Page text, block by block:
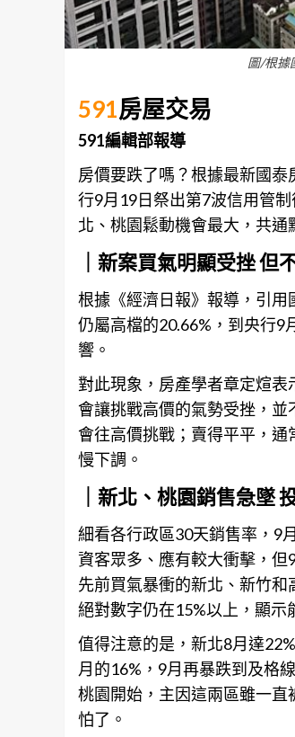
圖/根據
591房屋交易
591編輯部報導
房價要跌了嗎？根據最新國
行9月19日祭出第7波信用管
北、桃園鬆動機會最大，共通
｜新案買氣明顯受挫 但
根據《經濟日報》報導，引
仍屬高檔的20.66%，到央行9
響。
對此現象，房產學者章定煊表
會讓挑戰高價的氣勢受挫，
會往高價挑戰；賣得平平，
慢下調。
｜新北、桃園銷售急墜
細看各行政區30天銷售率，9
資客眾多、應有較大衝擊，
先前買氣暴衝的新北、新竹
絕對數字仍在15%以上，顯示
值得注意的是，新北8月達
月的16%，9月再暴跌到及格
桃園開始，主因這兩區雖一
怕了。